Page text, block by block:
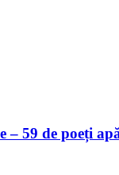
– 59 de poeți